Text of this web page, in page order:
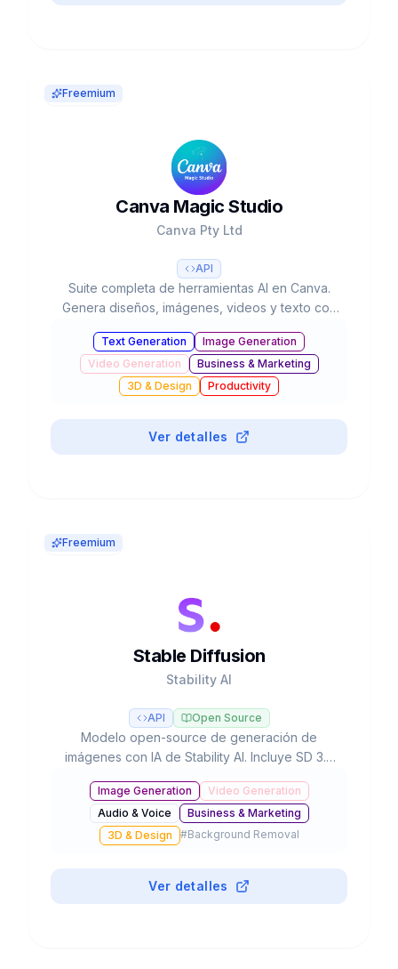
Freemium
Canva Magic Studio
Canva Pty Ltd
API
Suite completa de herramientas AI en Canva.
Genera diseños, imágenes, videos y texto con
en $42B.
Text Generation
Image Generation
Video Generation
Business & Marketing
3D & Design
Productivity
Ver detalles
Freemium
Stable Diffusion
Stability AI
API Open Source
Modelo open-source de generación de
imágenes con IA de Stability AI. Incluye SD 3.5
hardware de consumo, con más de 10,000
modelos fine-tuned y licencia gratuita para uso
comercial.
Image Generation
Video Generation
Audio & Voice
Business & Marketing
3D & Design
#Background Removal
Ver detalles